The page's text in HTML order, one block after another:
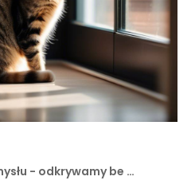
- odkrywamy be …